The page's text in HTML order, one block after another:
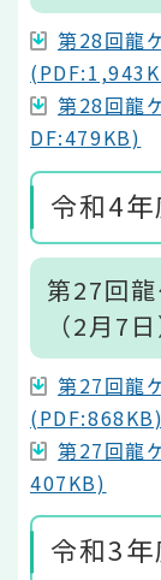
第28回龍
第28回龍
DF:479KB)
令和4年
第27回
（2月7日
第27回龍
(PDF:868KB)
第27回龍
407KB)
令和3年